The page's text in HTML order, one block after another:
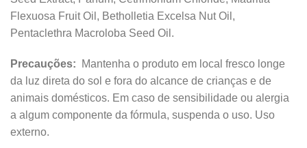
Flexuosa Fruit Oil, Betholletia Excelsa Nut Oil,
Pentaclethra Macroloba Seed Oil.
Precauções: Mantenha o produto em local fresco longe
da luz direta do sol e fora do alcance de crianças e de
animais domésticos. Em caso de sensibilidade ou alergia
a algum componente da fórmula, suspenda o uso. Uso
externo.